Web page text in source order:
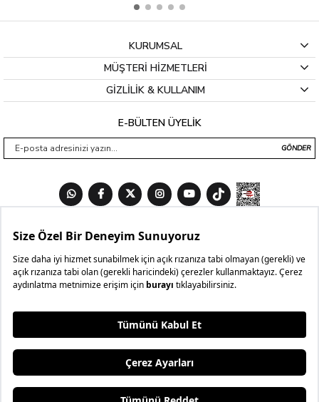
KURUMSAL
MÜŞTERİ HİZMETLERİ
GİZLİLİK & KULLANIM
E-BÜLTEN ÜYELİK
GÖNDER